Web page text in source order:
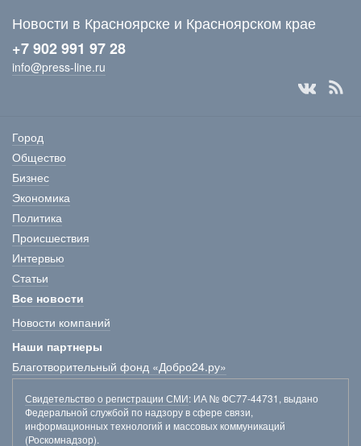
Новости в Красноярске и Красноярском крае
+7 902 991 97 28
info@press-line.ru
Город
Общество
Бизнес
Экономика
Политика
Происшествия
Интервью
Статьи
Все новости
Новости компаний
Наши партнеры
Благотворительный фонд «Добро24.ру»
Свидетельство о регистрации СМИ: ИА № ФС77-44731, выдано
Федеральной службой по надзору в сфере связи,
информационных технологий и массовых коммуникаций
(Роскомнадзор).